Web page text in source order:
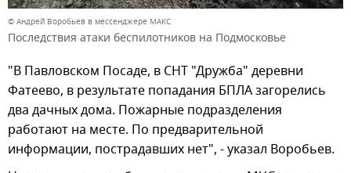
© Андрей Воробьев в мессенджере МАКС
Последствия атаки беспилотников на Подмосковье
"В Павловском Посаде, в СНТ "Дружба" деревни
Фатеево, в результате попадания БПЛА загорелись
два дачных дома. Пожарные подразделения
работают на месте. По предварительной
информации, пострадавших нет", - указал Воробьев.